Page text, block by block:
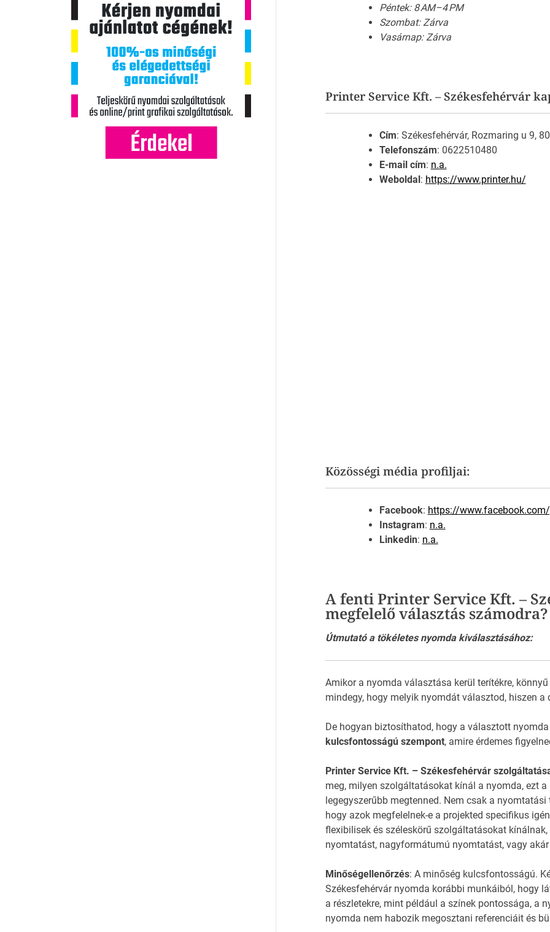
Péntek: 8 AM–4 PM
Szombat: Zárva
Vasárnap: Zárva
Printer Service Kft. – Székesfehérvár
Cím: Székesfehérvár, Rozmaring u 9,
Telefonszám: 0622510480
E-mail cím: n.a.
Weboldal: https://www.printer.hu/
Közösségi média profiljai:
Facebook: https://
Instagram: n.a.
Linkedin: n.a.
A fenti Printer Service Kft. –
megfelelő választás számodra?
Útmutató a tökéletes nyomda kiválasztásához:
Amikor a nyomda választása kerül terítékre,
mindegy, hogy melyik nyomdát választod, hiszen
De hogyan biztosíthatod, hogy a választott
kulcsfontosságú szempont, amire érdemes
Printer Service Kft. – Székesfehérvár
meg, milyen szolgáltatásokat kínál a nyomda, ezt
legegyszerűbb megtenned. Nem csak a
hogy azok megfelelnek-e a projekted specifikus
flexibilisek és széleskörű szolgáltatásokat
nyomtatást, nagyformátumú nyomtatást, vagy
Minőségellenőrzés: A minőség kulcsfontosságú.
Székesfehérvár nyomda korábbi munkáiból, hogy
a részletekre, mint például a színek pontossága, a
nyomda nem habozik megosztani referenciáit és